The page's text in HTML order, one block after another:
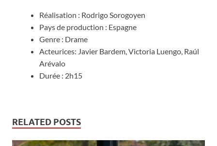
Réalisation : Rodrigo Sorogoyen
Pays de production : Espagne
Genre : Drame
Acteurices: Javier Bardem, Victoria Luengo, Raúl
Arévalo
Durée : 2h15
RELATED POSTS